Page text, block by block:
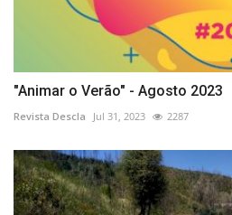
"Animar o Verão" - Agosto 2023
Revista Descla Jul 31, 2023 2287